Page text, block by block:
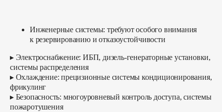
Инженерные системы: требуют особого внимания
к резервированию и отказоустойчивости
▸ Электроснабжение: ИБП, дизель-генераторные установки,
системы распределения
▸ Охлаждение: прецизионные системы кондиционирования,
фрикулинг
▸ Безопасность: многоуровневый контроль доступа, системы
пожаротушения